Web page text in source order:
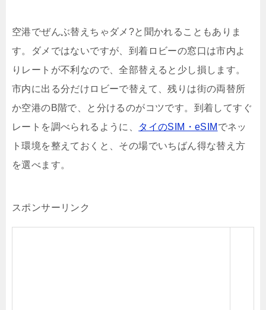
空港でぜんぶ替えちゃダメ?と聞かれることもありま
す。ダメではないですが、到着ロビーの窓口は市内よ
りレートが不利なので、全部替えると少し損します。
市内に出る分だけロビーで替えて、残りは街の両替所
か空港のB階で、と分けるのがコツです。到着してすぐ
レートを調べられるように、
タイのSIM・eSIM でネッ
ト環境を整えておくと、その場でいちばん得な替え方
を選べます。
スポンサーリンク